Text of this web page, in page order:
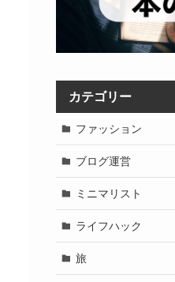
カテゴリー
ファッション
ブログ運営
ミニマリスト
ライフハック
旅